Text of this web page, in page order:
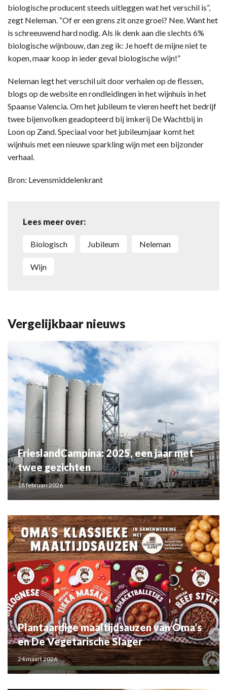
biologische producent steeds uitleggen wat het verschil is”,
zegt Neleman. “Of er een grens zit onze groei? Nee. Want het
is schreeuwend hard nodig. Als ik denk aan die slechts 6%
biologische wijnbouw, dan zeg ik: Je hoeft de mijne niet te
kopen, maar koop in ieder geval biologische wijn!”
Neleman legt het verschil uit door verhalen op de flessen,
blogs op de website en rondleidingen in het wijnhuis in het
Spaanse Valencia. Om het jubileum te vieren heeft het bedrijf
twee bijenvolken geadopteerd bij imkerij De Wachtbij in
Loon op Zand. Speciaal voor het jubileumjaar komt het
wijnhuis met een nieuwe sparkling wijn met een bijzonder
verhaal.
Bron: Levensmiddelenkrant
Lees meer over:
biologisch jubileum Neleman
wijn
Vergelijkbaar nieuws
FrieslandCampina: 2025, een jaar met
twee gezichten
18 februari 2026
Plantaardige maaltijdsauzen van Oma’s
en De Vegetarische Slager
24 maart 2026